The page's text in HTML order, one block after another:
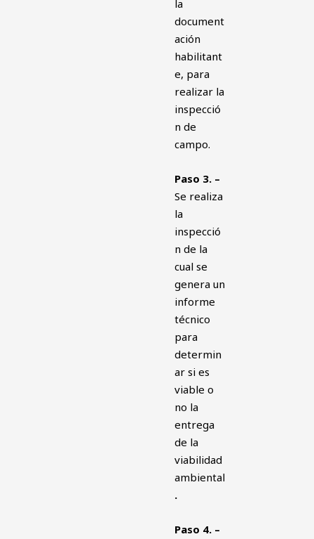
la
document
ación
habilitant
e, para
realizar la
inspecció
n de
campo.
Paso 3. –
Se realiza
la
inspecció
n de la
cual se
genera un
informe
técnico
para
determin
ar si es
viable o
no la
entrega
de la
viabilidad
ambiental
.
Paso 4. –